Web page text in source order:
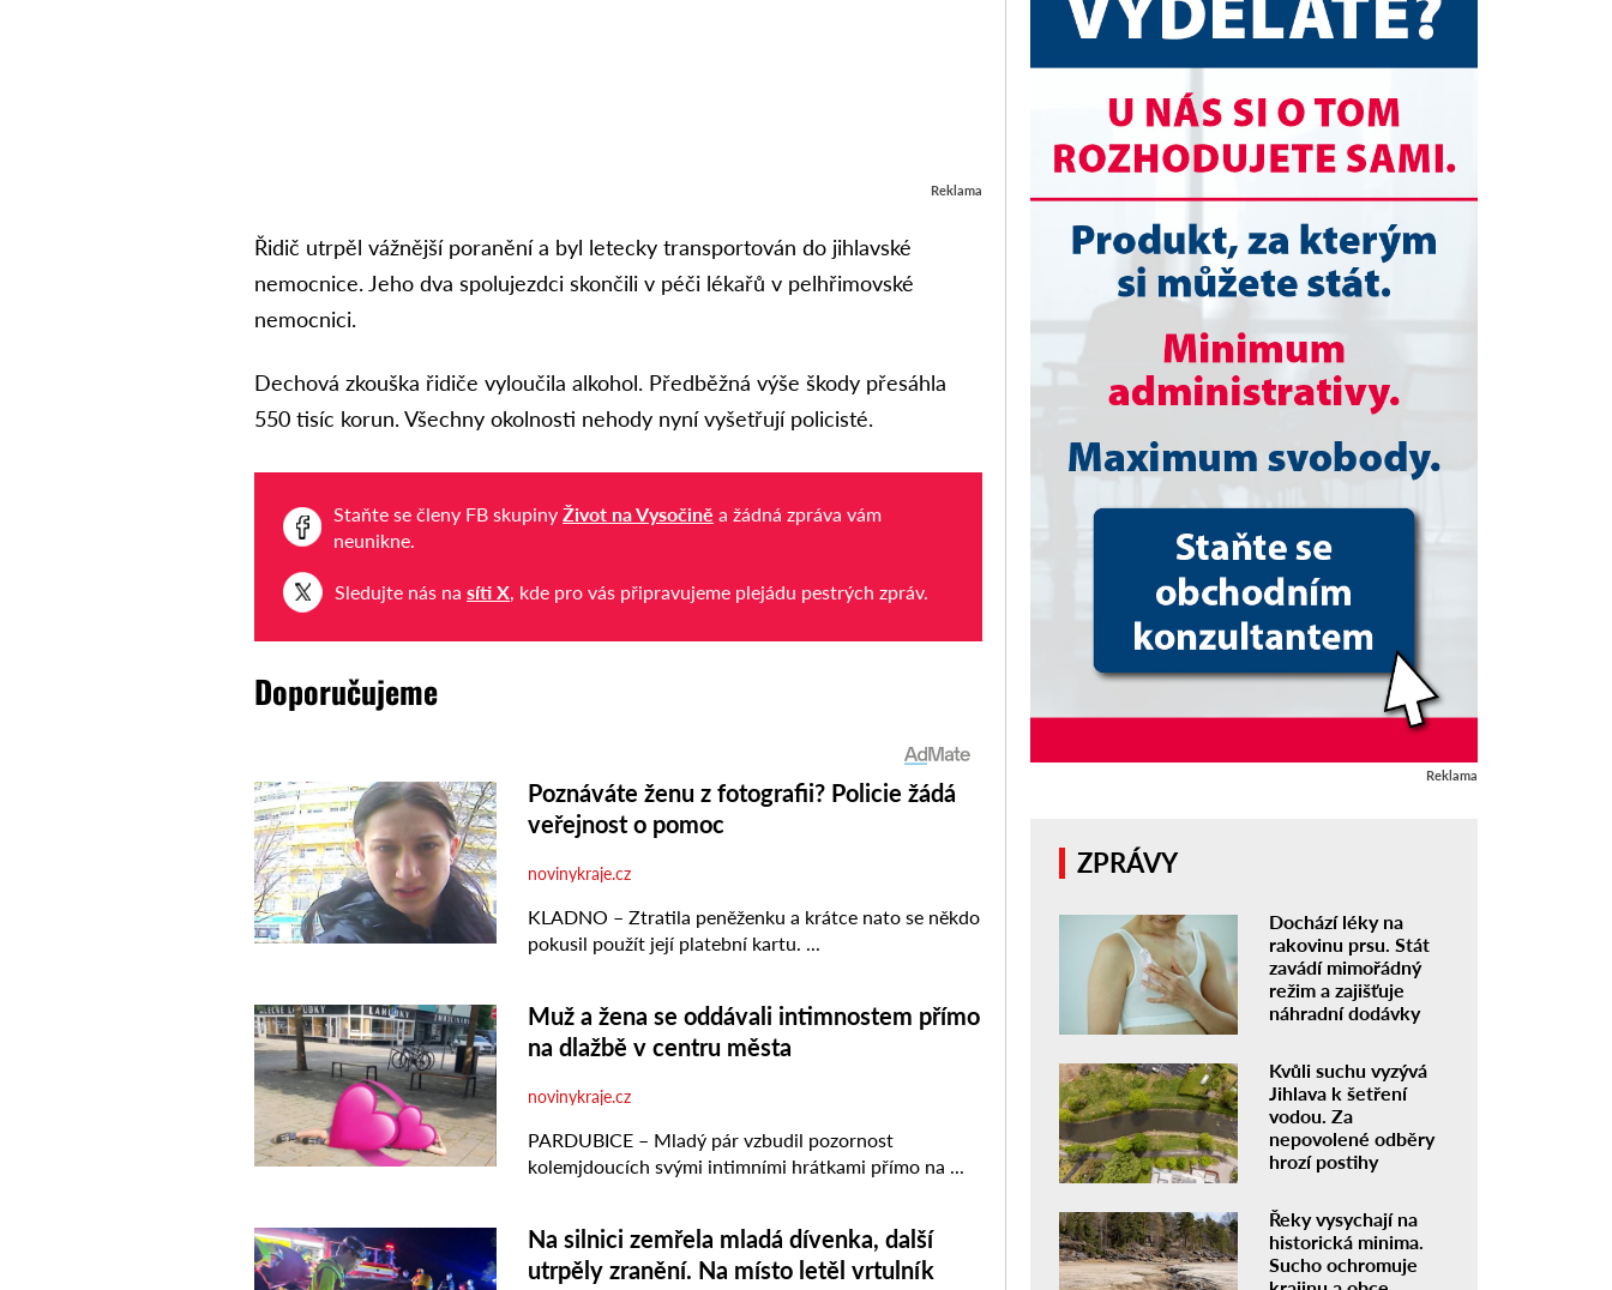
Reklama
Řidič utrpěl vážnější poranění a byl letecky transportován do jihlavské
nemocnice. Jeho dva spolujezdci skončili v péči lékařů v pelhřimovské
nemocnici.
Dechová zkouška řidiče vyloučila alkohol. Předběžná výše škody přesáhla
550 tisíc korun. Všechny okolnosti nehody nyní vyšetřují policisté.
Staňte se členy FB skupinyŽivot na Vysočině a žádná zpráva vám
neunikne.
Sledujte nás nasíti X , kde pro vás připravujeme plejádu pestrých zpráv.
Doporučujeme
Reklama
ZPRÁVY
Dochází léky na
rakovinu prsu. Stát
zavádí mimořádný
režim a zajišťuje
náhradní dodávky
Kvůli suchu vyzývá
Jihlava k šetření
vodou. Za
nepovolené odběry
hrozí postihy
Řeky vysychají na
historická minima.
Sucho ochromuje